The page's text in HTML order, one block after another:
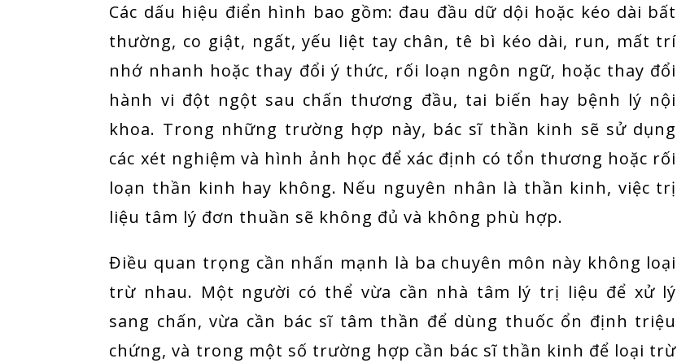
Các dấu hiệu điển hình bao gồm: đau đầu dữ dội hoặc kéo dài bất
thường, co giật, ngất, yếu liệt tay chân, tê bì kéo dài, run, mất trí
nhớ nhanh hoặc thay đổi ý thức, rối loạn ngôn ngữ, hoặc thay đổi
hành vi đột ngột sau chấn thương đầu, tai biến hay bệnh lý nội
khoa. Trong những trường hợp này, bác sĩ thần kinh sẽ sử dụng
các xét nghiệm và hình ảnh học để xác định có tổn thương hoặc rối
loạn thần kinh hay không. Nếu nguyên nhân là thần kinh, việc trị
liệu tâm lý đơn thuần sẽ không đủ và không phù hợp.
Điều quan trọng cần nhấn mạnh là ba chuyên môn này không loại
trừ nhau. Một người có thể vừa cần nhà tâm lý trị liệu để xử lý
sang chấn, vừa cần bác sĩ tâm thần để dùng thuốc ổn định triệu
chứng, và trong một số trường hợp cần bác sĩ thần kinh để loại trừ